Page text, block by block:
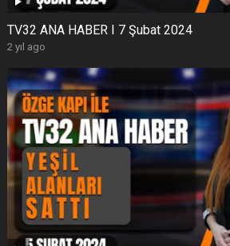
TV32 ANA HABER I 7 Şubat 2024
2 yıl ago